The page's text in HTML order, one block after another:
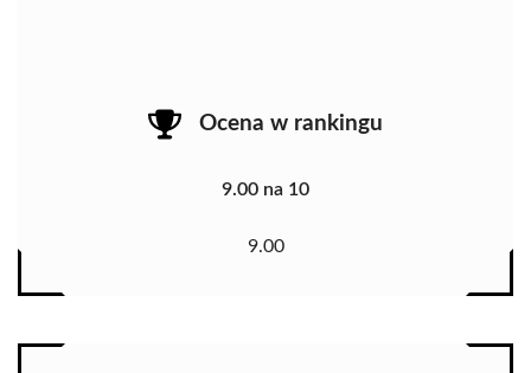
Ocena w rankingu
9.00 na 10
9.00